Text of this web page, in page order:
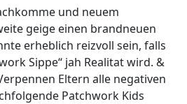
und neuem
geige einen brandneuen
erheblich reizvoll sein, falls
Sippe“ jah Realitat wird. &
Eltern alle negativen
Patchwork Kids